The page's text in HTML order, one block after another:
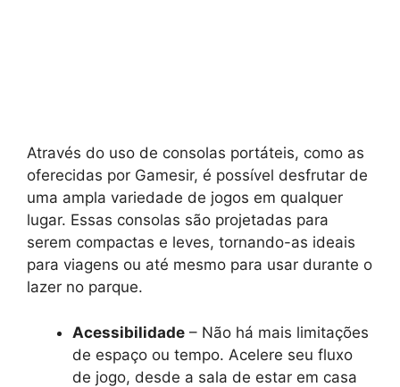
Através do uso de consolas portáteis, como as
oferecidas por Gamesir, é possível desfrutar de
uma ampla variedade de jogos em qualquer
lugar. Essas consolas são projetadas para
serem compactas e leves, tornando-as ideais
para viagens ou até mesmo para usar durante o
lazer no parque.
Acessibilidade – Não há mais limitações
de espaço ou tempo. Acelere seu fluxo
de jogo, desde a sala de estar em casa